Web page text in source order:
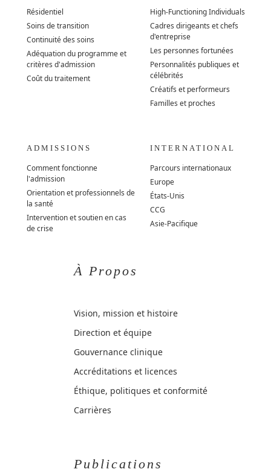
Résidentiel
Soins de transition
Continuité des soins
Adéquation du programme et
critères d'admission
Coût du traitement
High-Functioning Individuals
Cadres dirigeants et chefs
d'entreprise
Les personnes fortunées
Personnalités publiques et
célébrités
Créatifs et performeurs
Familles et proches
ADMISSIONS
Comment fonctionne
l'admission
Orientation et professionnels de
la santé
Intervention et soutien en cas
de crise
INTERNATIONAL
Parcours internationaux
Europe
États-Unis
CCG
Asie-Pacifique
À Propos
Vision, mission et histoire
Direction et équipe
Gouvernance clinique
Accréditations et licences
Éthique, politiques et conformité
Carrières
Publications